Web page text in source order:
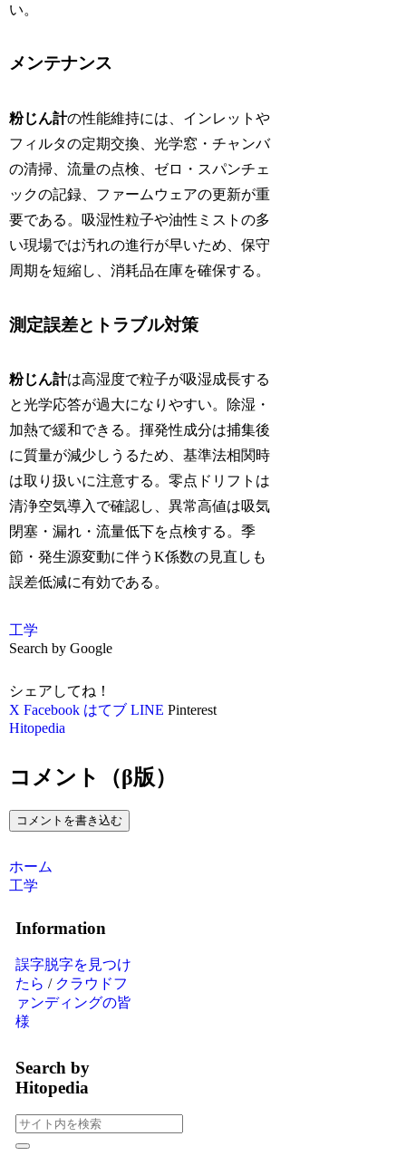
い。
メンテナンス
粉じん計の性能維持には、インレットや
フィルタの定期交換、光学窓・チャンバ
の清掃、流量の点検、ゼロ・スパンチェ
ックの記録、ファームウェアの更新が重
要である。吸湿性粒子や油性ミストの多
い現場では汚れの進行が早いため、保守
周期を短縮し、消耗品在庫を確保する。
測定誤差とトラブル対策
粉じん計は高湿度で粒子が吸湿成長する
と光学応答が過大になりやすい。除湿・
加熱で緩和できる。揮発性成分は捕集後
に質量が減少しうるため、基準法相関時
は取り扱いに注意する。零点ドリフトは
清浄空気導入で確認し、異常高値は吸気
閉塞・漏れ・流量低下を点検する。季
節・発生源変動に伴うK係数の見直しも
誤差低減に有効である。
工学
Search by Google
シェアしてね！
X Facebook はてブ LINE Pinterest
Hitopedia
コメント（β版）
コメントを書き込む
ホーム
工学
Information
誤字脱字を見つけ
たら / クラウドフ
ァンディングの皆
様
Search by
Hitopedia